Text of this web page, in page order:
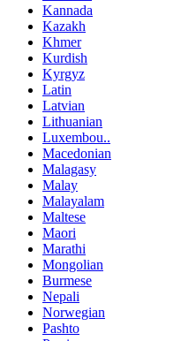
Kannada
Kazakh
Khmer
Kurdish
Kyrgyz
Latin
Latvian
Lithuanian
Luxembou..
Macedonian
Malagasy
Malay
Malayalam
Maltese
Maori
Marathi
Mongolian
Burmese
Nepali
Norwegian
Pashto